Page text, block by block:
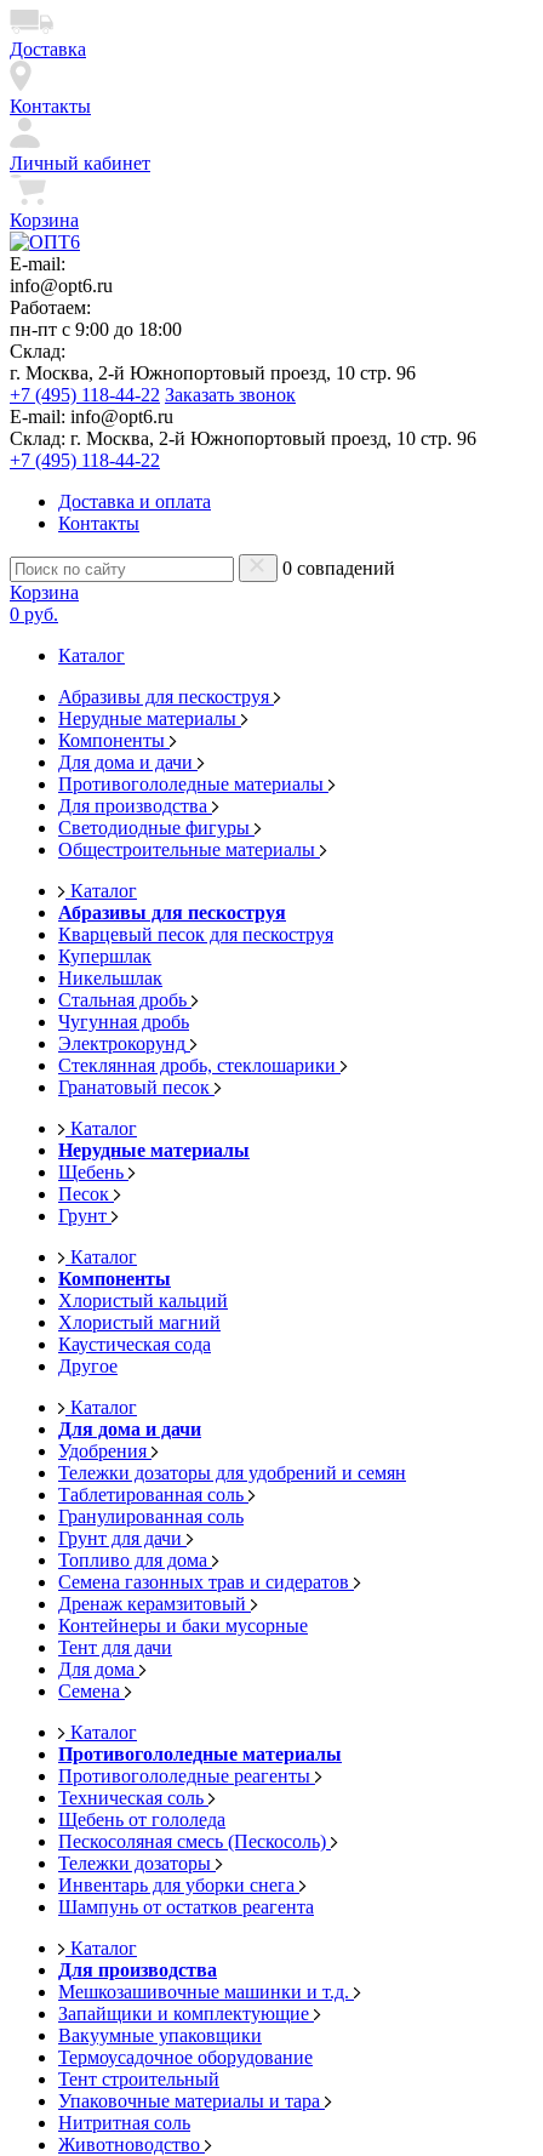
Доставка
Контакты
Личный кабинет
Корзина
E-mail:
info@opt6.ru
Работаем:
пн-пт с 9:00 до 18:00
Склад:
г. Москва, 2-й Южнопортовый проезд, 10 стр. 96
+7 (495) 118-44-22 Заказать звонок
E-mail: info@opt6.ru
Склад: г. Москва, 2-й Южнопортовый проезд, 10 стр. 96
+7 (495) 118-44-22
Доставка и оплата
Контакты
0 совпадений
Корзина
0 руб.
Каталог
Абразивы для пескоструя
Нерудные материалы
Компоненты
Для дома и дачи
Противогололедные материалы
Для производства
Светодиодные фигуры
Общестроительные материалы
Каталог
Абразивы для пескоструя
Кварцевый песок для пескоструя
Купершлак
Никельшлак
Стальная дробь
Чугунная дробь
Электрокорунд
Стеклянная дробь, стеклошарики
Гранатовый песок
Каталог
Нерудные материалы
Щебень
Песок
Грунт
Каталог
Компоненты
Хлористый кальций
Хлористый магний
Каустическая сода
Другое
Каталог
Для дома и дачи
Удобрения
Тележки дозаторы для удобрений и семян
Таблетированная соль
Гранулированная соль
Грунт для дачи
Топливо для дома
Семена газонных трав и сидератов
Дренаж керамзитовый
Контейнеры и баки мусорные
Тент для дачи
Для дома
Семена
Каталог
Противогололедные материалы
Противогололедные реагенты
Техническая соль
Щебень от гололеда
Пескосоляная смесь (Пескосоль)
Тележки дозаторы
Инвентарь для уборки снега
Шампунь от остатков реагента
Каталог
Для производства
Мешкозашивочные машинки и т.д.
Запайщики и комплектующие
Вакуумные упаковщики
Термоусадочное оборудование
Тент строительный
Упаковочные материалы и тара
Нитритная соль
Животноводство